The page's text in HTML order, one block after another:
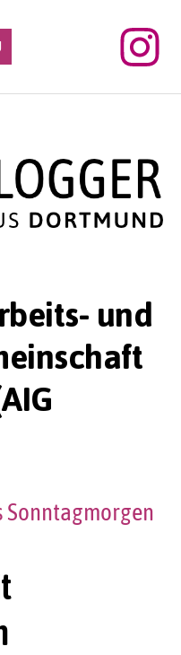
und
Sonntagmorgen